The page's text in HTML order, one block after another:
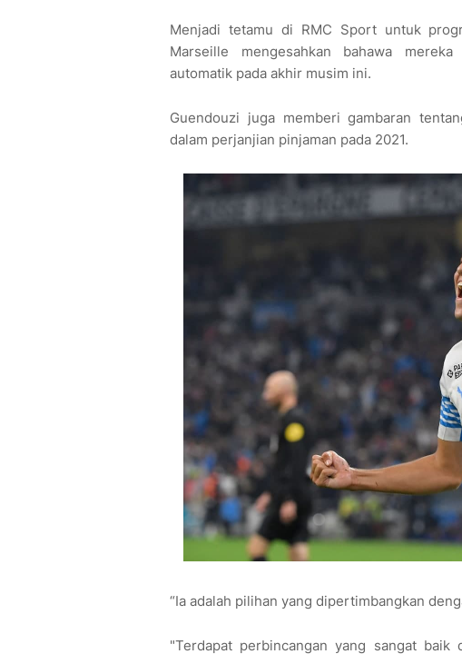
Menjadi tetamu di RMC Sport untuk
Marseille mengesahkan bahawa
automatik pada akhir musim ini.
Guendouzi juga memberi gambaran
dalam perjanjian pinjaman pada 2021.
“Ia adalah pilihan yang dipertimbangkan
"Terdapat perbincangan yang sangat